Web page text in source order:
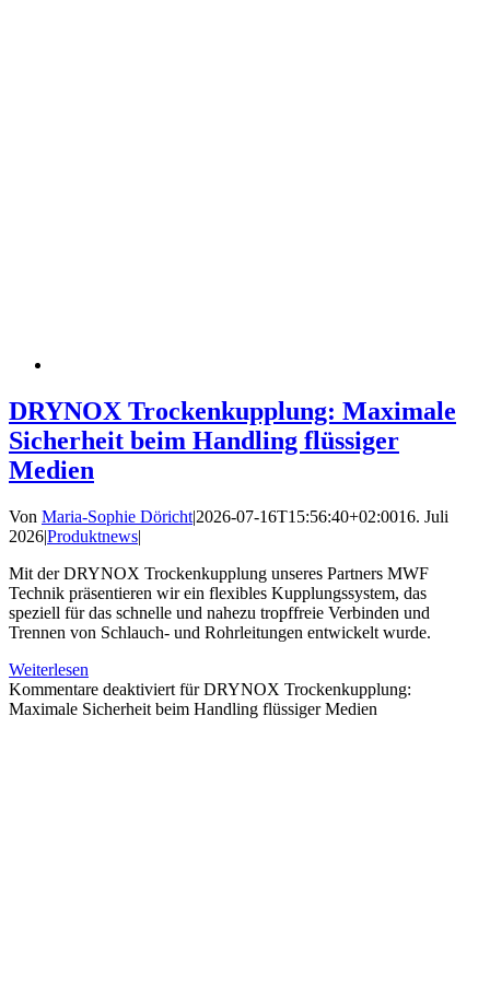
DRYNOX Trockenkupplung: Maximale
Sicherheit beim Handling flüssiger
Medien
Von Maria-Sophie Döricht|2026-07-16T15:56:40+02:0016. Juli
2026|Produktnews|
Mit der DRYNOX Trockenkupplung unseres Partners MWF
Technik präsentieren wir ein flexibles Kupplungssystem, das
speziell für das schnelle und nahezu tropffreie Verbinden und
Trennen von Schlauch- und Rohrleitungen entwickelt wurde.
Weiterlesen
Kommentare deaktiviert für DRYNOX Trockenkupplung:
Maximale Sicherheit beim Handling flüssiger Medien